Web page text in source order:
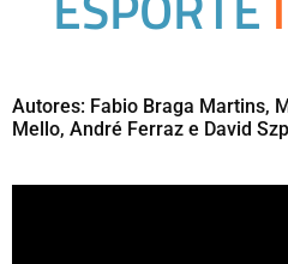
Autores: Fabio Braga Martins,
Mello, André Ferraz e David